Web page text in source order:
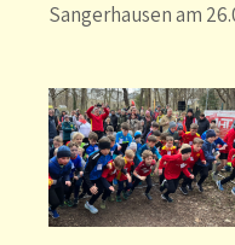
Sangerhausen am